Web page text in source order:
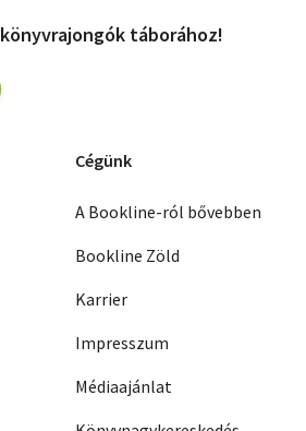
táborához!
Cégünk
A Bookline-ról bővebben
Bookline Zöld
Karrier
Impresszum
Médiaajánlat